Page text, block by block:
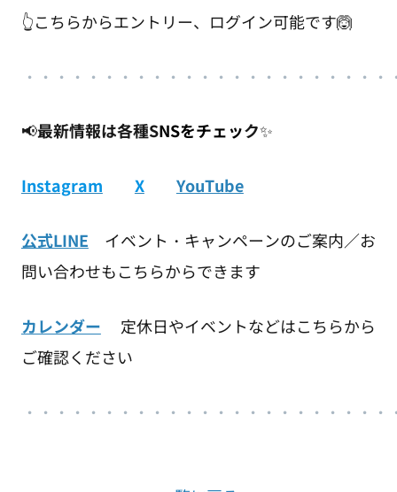
👆こちらからエントリー、ログイン可能です🙆
・・・・・・・・・・・・・・・・・・・・・・
📢最新情報は各種SNSをチェック✨
Instagram X YouTube
公式LINE イベント・キャンペーンのご案内／お
問い合わせもこちらからできます
カレンダー 定休日やイベントなどはこちらから
ご確認ください
・・・・・・・・・・・・・・・・・・・・・・